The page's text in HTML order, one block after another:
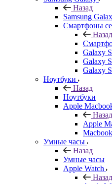
Назад
Samsung
Смартфоны
Назад
Galaxy
Galaxy
Galaxy
Ноутбуки
Назад
Ноутбуки
Apple
Назад
Apple
Умные часы
Назад
Умные часы
Apple Watch
Назад